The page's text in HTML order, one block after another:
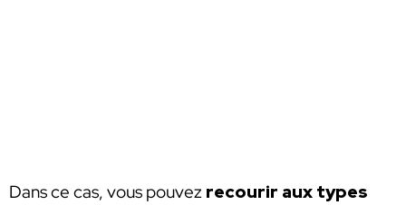
Dans ce cas, vous pouvez recourir aux types